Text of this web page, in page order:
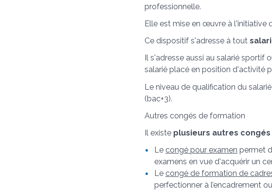
professionnelle.
Elle est mise en œuvre à l'initiative
Ce dispositif s'adresse à tout
Il s'adresse aussi au salarié sportif
salarié placé en position d'activité
Le niveau de qualification du
(bac+3).
Autres congés de formation
Il existe plusieurs autres
Le congé pour examen permet
examens en vue d'acquérir un
Le congé de formation de
perfectionner à l’encadrement